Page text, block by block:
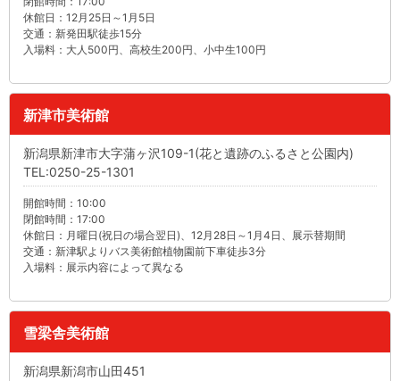
休館日：12月25日～1月5日
交通：新発田駅徒歩15分
入場料：大人500円、高校生200円、小中生100円
新津市美術館
新潟県新津市大字蒲ヶ沢109-1(花と遺跡のふるさと公園内)
TEL:0250-25-1301
開館時間：10:00
閉館時間：17:00
休館日：月曜日(祝日の場合翌日)、12月28日～1月4日、展示替期間
交通：新津駅よりバス美術館植物園前下車徒歩3分
入場料：展示内容によって異なる
雪梁舎美術館
新潟県新潟市山田451